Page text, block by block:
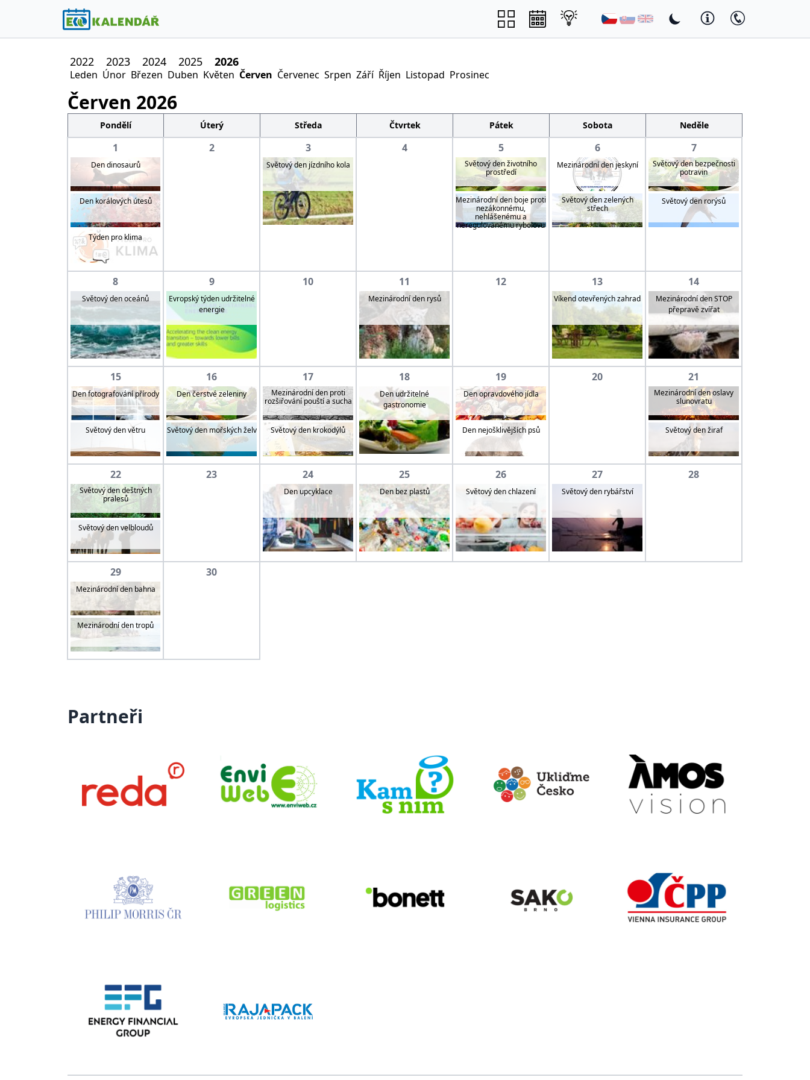
2022 2023 2024 2025 2026
Leden Únor Březen Duben Květen Červen Červenec Srpen Září Říjen Listopad Prosinec
Červen 2026
Pondělí Úterý Středa Čtvrtek Pátek Sobota Neděle
1
Den dinosaurů
Den korálových útesů
Týden pro klima
2 3
Světový den jízdního kola
4 5
Světový den životního
prostředí
Mezinárodní den boje proti
nezákonnému,
nehlášenému a
neregulovanému rybolovu
6
Mezinárodní den jeskyní
Světový den zelených
střech
7
Světový den bezpečnosti
potravin
Světový den rorýsů
8
Světový den oceánů
9
Evropský týden udržitelné
energie
10 11
Mezinárodní den rysů
12 13
Víkend otevřených zahrad
14
Mezinárodní den STOP
přepravě zvířat
15
Den fotografování přírody
Světový den větru
16
Den čerstvé zeleniny
Světový den mořských želv
17
Mezinárodní den proti
rozšiřování pouští a sucha
Světový den krokodýlů
18
Den udržitelné
gastronomie
19
Den opravdového jídla
Den nejošklivějších psů
20 21
Mezinárodní den oslavy
slunovratu
Světový den žiraf
22
Světový den deštných
pralesů
Světový den velbloudů
23 24
Den upcyklace
25
Den bez plastů
26
Světový den chlazení
27
Světový den rybářství
28
29
Mezinárodní den bahna
Mezinárodní den tropů
30
Partneři